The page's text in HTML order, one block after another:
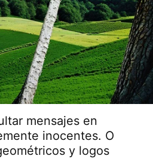
mensajes en
inocentes. O
y logos